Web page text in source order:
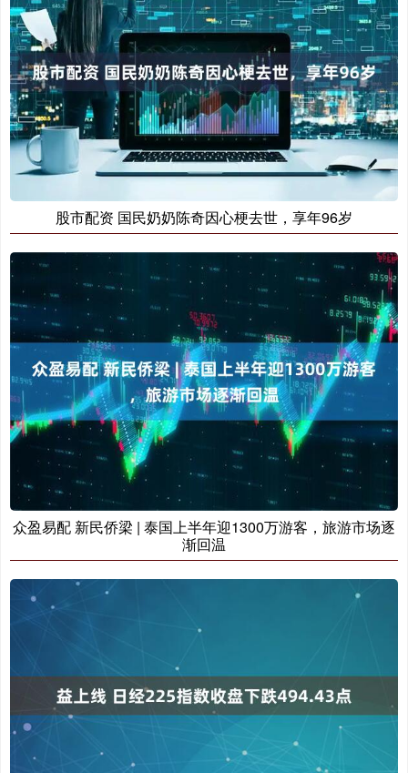
股市配资 国民奶奶陈奇因心梗去世，享年96岁
众盈易配 新民侨梁 | 泰国上半年迎1300万游客，旅游市场逐
渐回温